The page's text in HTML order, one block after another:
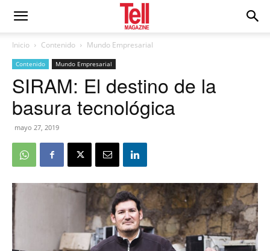
Inicio Contenido Mundo Empresarial
Contenido Mundo Empresarial
SIRAM: El destino de la
basura tecnológica
mayo 27, 2019